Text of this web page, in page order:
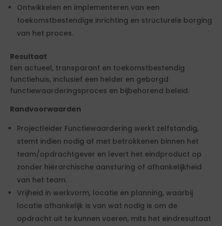
Ontwikkelen en implementeren van een
toekomstbestendige inrichting en structurele borging
van het proces.
Resultaat
Een actueel, transparant en toekomstbestendig
functiehuis, inclusief een helder en geborgd
functiewaarderingsproces en bijbehorend beleid.
Randvoorwaarden
Projectleider Functiewaardering werkt zelfstandig,
stemt indien nodig af met betrokkenen binnen het
team/opdrachtgever en levert het eindproduct op
zonder hiërarchische aansturing of afhankelijkheid
van het team.
Vrijheid in werkvorm, locatie en planning, waarbij
locatie afhankelijk is van wat nodig is om de
opdracht uit te kunnen voeren, mits het eindresultaat